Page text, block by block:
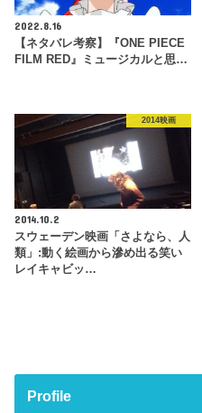
2022.8.16
【ネタバレ考察】『ONE PIECE
FILM RED』ミュージカルと思…
2014映画
2014.10.2
スウェーデン映画「さよなら、人
類」:動く絵画から滲め出る笑い
レイキャビッ…
Profile